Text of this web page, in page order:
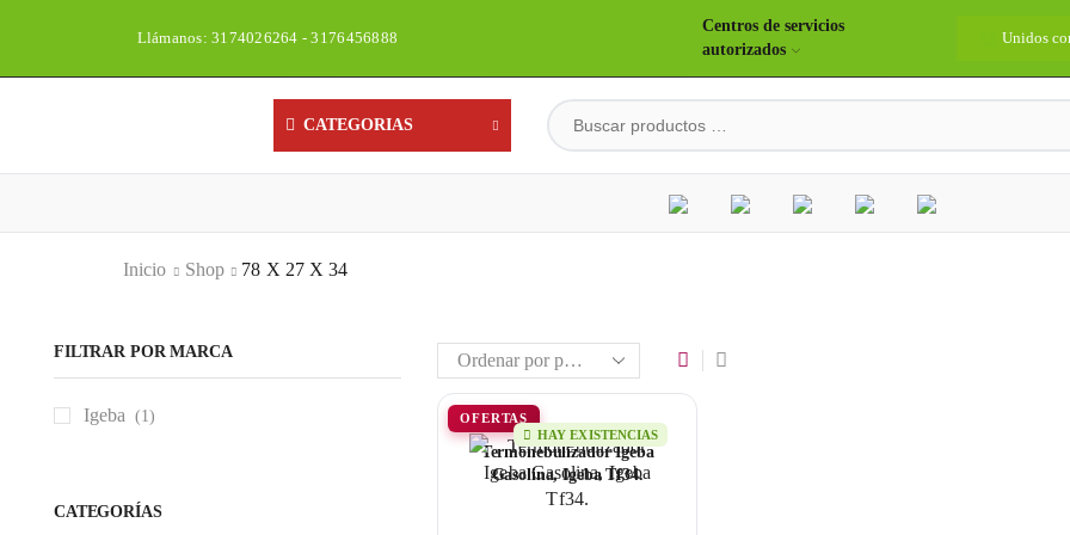
Llámanos: 3174026264 - 3176456888
Centros de servicios
autorizados
Unidos
CATEGORIAS
Inicio Shop 78 X 27 X 34
OFERTAS
HAY EXISTENCIAS
Termonebulizador Igeba
Gasolina, Igeba Tf34.
FILTRAR POR MARCA
Igeba (1)
CATEGORÍAS